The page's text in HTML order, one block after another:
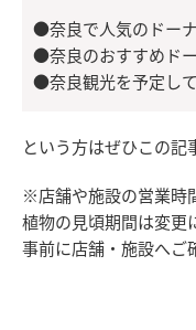
●奈良で人気のドー
●奈良のおすすめド
●奈良観光を予定し
という方はぜひこの記
※店舗や施設の営業時
植物の見頃期間は変更
事前に店舗・施設へご